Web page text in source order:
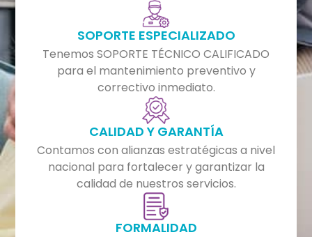
SOPORTE ESPECIALIZADO
Tenemos SOPORTE TÉCNICO CALIFICADO
para el mantenimiento preventivo y
correctivo inmediato.
CALIDAD Y GARANTÍA
Contamos con alianzas estratégicas a nivel
nacional para fortalecer y garantizar la
calidad de nuestros servicios.
FORMALIDAD